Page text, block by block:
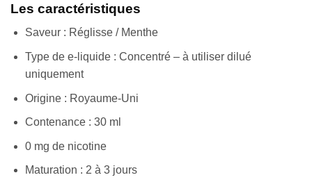
Les caractéristiques
Saveur : Réglisse / Menthe
Type de e-liquide : Concentré – à utiliser dilué
uniquement
Origine : Royaume-Uni
Contenance : 30 ml
0 mg de nicotine
Maturation : 2 à 3 jours